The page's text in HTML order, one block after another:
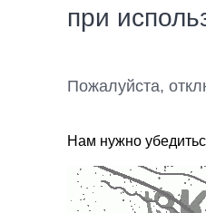
при
Пожалуйста,
Нам нужно